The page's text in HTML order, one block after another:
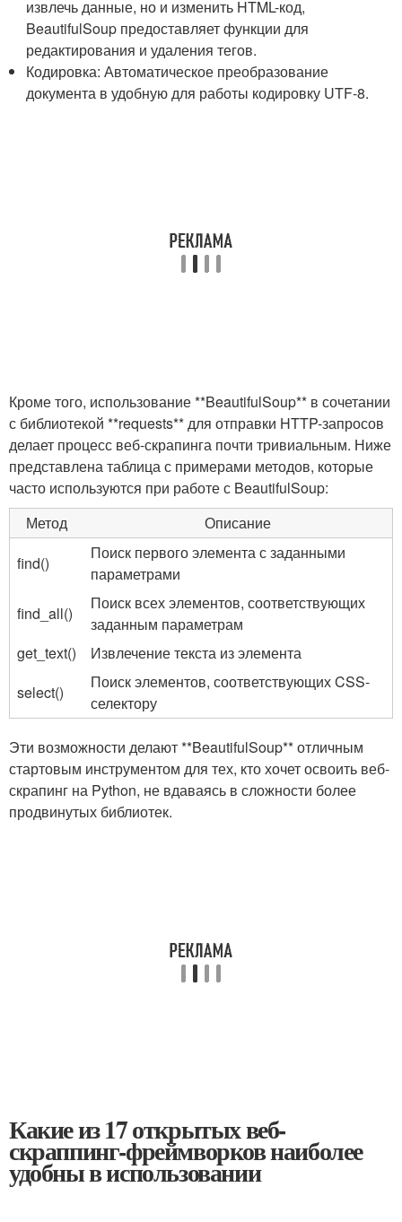
извлечь данные, ​но и изменить HTML-код,
BeautifulSoup предоставляет функции для
редактирования‍ и удаления тегов.
Кодировка: Автоматическое преобразование
документа в удобную для‍ работы ‍кодировку ⁤UTF-8.
Кроме того, использование ⁢**BeautifulSoup** в сочетании
‌с библиотекой **requests**⁤ для отправки HTTP-запросов
делает процесс ‍веб-скрапинга почти тривиальным.⁤ Ниже
представлена таблица с примерами методов, которые
⁣часто используются при ​работе с BeautifulSoup:
Метод
Описание
find()
Поиск первого элемента с заданными
параметрами
find_all()
Поиск всех ‍элементов, соответствующих
заданным параметрам
get_text()
Извлечение‌ текста ⁣из элемента
select()
Поиск элементов, ⁣соответствующих CSS-
селектору
Эти возможности делают​ **BeautifulSoup** отличным
стартовым инструментом⁣ для тех, кто хочет освоить веб-
скрапинг на ⁤Python,⁤ не вдаваясь в сложности более
⁣продвинутых ​библиотек.
Какие из 17 открытых веб-
скраппинг-фреймворков наиболее
удобны в использовании